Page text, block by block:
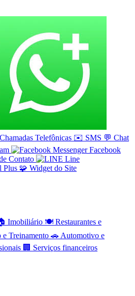
Chamadas Telefônicas ✉️ SMS 💬 Chat
Facebook
Contato
Line
Plus 🧩 Widget do Site
Imobiliário 🍽️ Restaurantes e
e Treinamento 🚗 Automotivo e
🏢 Serviços financeiros